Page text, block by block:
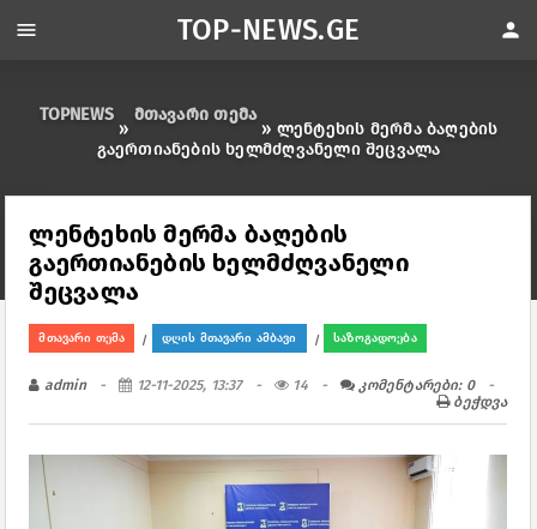
TOPNEWS
»
მთავარი თემა
» ლენტეხის მერმა ბაღების
გაერთიანების ხელმძღვანელი შეცვალა
ლენტეხის მერმა ბაღების
გაერთიანების ხელმძღვანელი
შეცვალა
მთავარი თემა / დღის მთავარი ამბავი / საზოგადოება
admin 12-11-2025, 13:37 14
კომენტარები: 0
ბეჭდვა
menu TOP-NEWS.GE person